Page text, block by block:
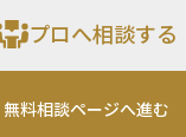
プロへ相談する
無料相談ページへ進む